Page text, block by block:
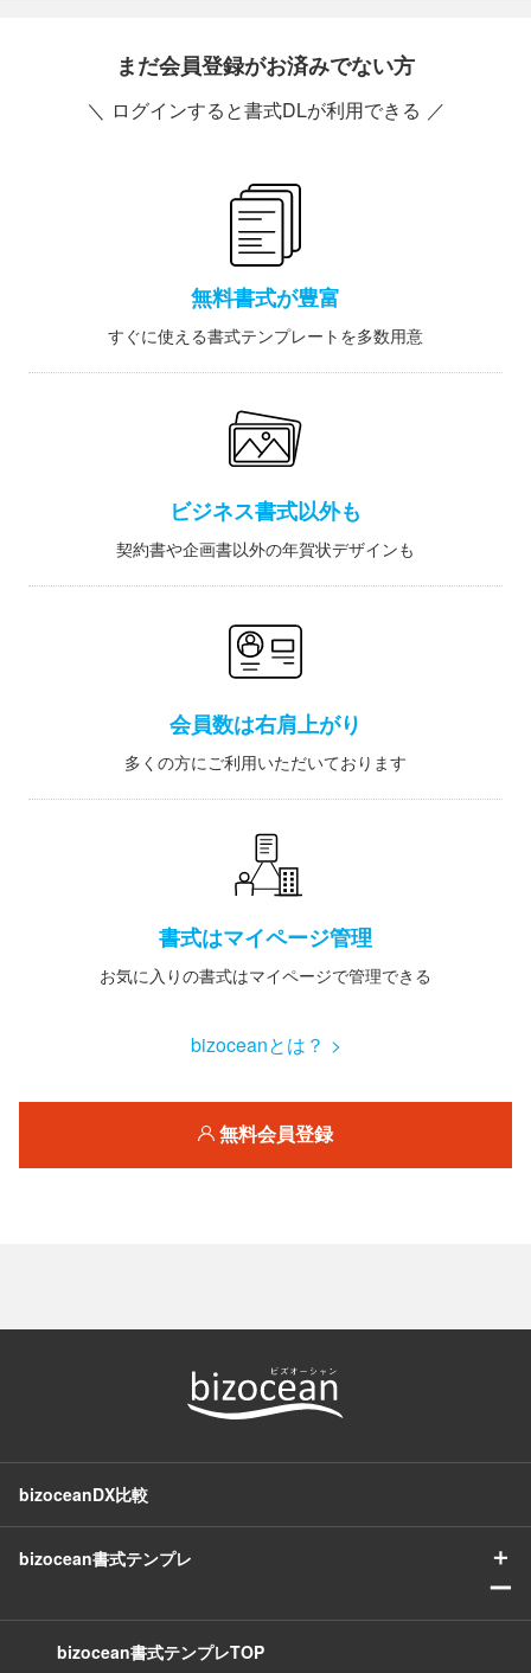
まだ会員登録がお済みでない方
＼ ログインすると書式DLが利用できる ／
無料書式が豊富
すぐに使える書式テンプレートを多数用意
ビジネス書式以外も
契約書や企画書以外の年賀状デザインも
会員数は右肩上がり
多くの方にご利用いただいております
書式はマイページ管理
お気に入りの書式はマイページで管理できる
bizoceanとは？ >
無料会員登録
bizoceanDX比較
bizocean書式テンプレ
＋
ー
bizocean書式テンプレTOP